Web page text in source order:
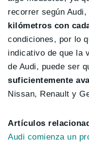
recorrer según
kilómetros con
condiciones, por lo
indicativo de que la
de Audi, puede ser
suficientemente
Nissan, Renault y
Artículos
Audi comienza un